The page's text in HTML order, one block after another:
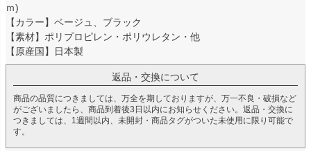
ｍ)
【カラー】ベージュ、ブラック
【素材】ポリプロピレン・ポリウレタン・他
【原産国】日本製
返品・交換について
商品の品質につきましては、万全を期しておりますが、万一不良・破損など
がございましたら、商品到着後3日以内にお知らせください。返品・交換に
つきましては、1週間以内、未開封・商品タグがついた未使用に限り可能で
す。